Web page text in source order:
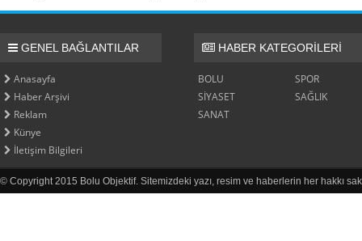
GENEL BAĞLANTILAR
Anasayfa
Haber Arşivi
Reklam
Künye
İletişim Bilgileri
HABER KATEGORİLERİ
BOLU
SPOR
SİYASET
SAĞLIK
SANAT
© Copyright 2015 Bolu Objektif. Sitemizdeki yazı, resim ve haberlerin her hakkı